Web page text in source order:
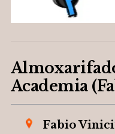
Academia
Fabio